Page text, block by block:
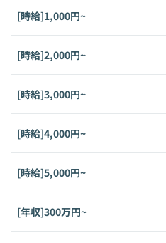
[時給]1,000円~
[時給]2,000円~
[時給]3,000円~
[時給]4,000円~
[時給]5,000円~
[年収]300万円~